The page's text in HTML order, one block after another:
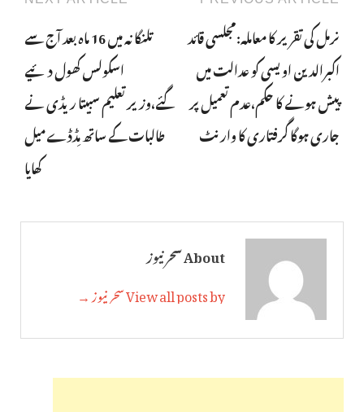
نرمل کی تقریر کا معاملہ:مجلسی قائد
اکبرالدین اویسی کو عدالت میں
پیش ہونے کا حکم،عدم تعمیل پر
جاری ہوگا گرفتاری کا وارنٹ
تلنگانہ میں 16 ماہ بعد آج سے
اسکولس کھول دئیے
گئے،وزیرتعلیم سبیتا ریڈی نے
طالبات کے ساتھ مِڈڈے میل
کھایا
About سحر نیوز
View all posts by سحر نیوز →